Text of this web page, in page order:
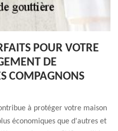
POUR VOTRE
DE
COMPAGNONS
à protéger votre maison
économiques que d'autres et